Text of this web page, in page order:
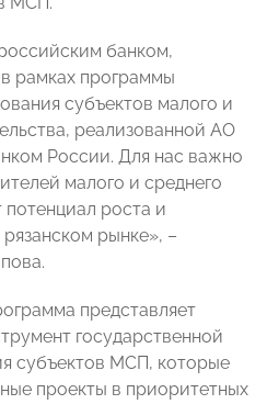
банком,
рамках программы
субъектов малого и
реализованной АО
России. Для нас важно
малого и среднего
роста и
рынке», –
представляет
государственной
субъектов МСП, которые
проекты в приоритетных